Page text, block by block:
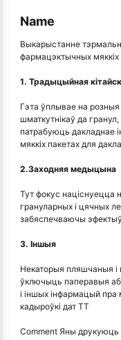
Name
Выкарыстанне
фармацэктычных мяккіх
1. Традыцыйная
Гэта ўплывае на
шматкутнікаў да
патрабуюць дакладнае
мяккіх пакетах для
2.Заходняя медыцына
Тут фокус націснуецца
грануларных і цячных
забяспечваючы
3. Іншыя
Некаторыя пляшчаныя і
ўключыць паперавыя
і іншых інфармацый
кадыроўкі дат TT
Comment Яны друкуюць